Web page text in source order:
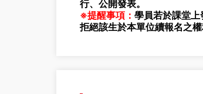
行、公開發表。
※提醒事項： 學員若於課堂
拒絕該生於本單位續報名之權